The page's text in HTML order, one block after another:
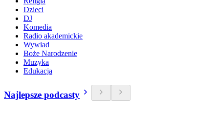
Dzieci
DJ
Komedia
Radio akademickie
Wywiad
Boże Narodzenie
Muzyka
Edukacja
Najlepsze podcasty